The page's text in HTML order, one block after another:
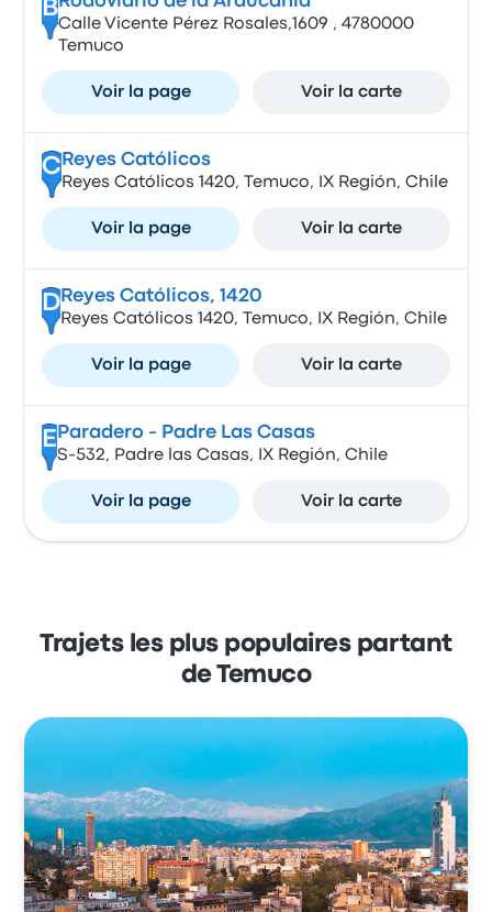
B
Calle Vicente Pérez Rosales,1609 , 4780000
Temuco
Voir la page Voir la carte
CReyes Católicos
Reyes Católicos 1420, Temuco, IX Región, Chile
Voir la page Voir la carte
DReyes Católicos, 1420
Reyes Católicos 1420, Temuco, IX Región, Chile
Voir la page Voir la carte
E Paradero - Padre Las Casas
S-532, Padre las Casas, IX Región, Chile
Voir la page Voir la carte
Trajets les plus populaires partant
de Temuco